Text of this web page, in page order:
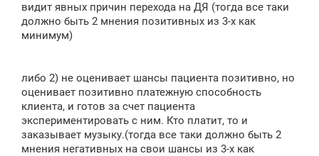
видит явных причин перехода на ДЯ (тогда все таки
должно быть 2 мнения позитивных из 3-х как
минимум)
либо 2) не оценивает шансы пациента позитивно, но
оценивает позитивно платежную способность
клиента, и готов за счет пациента
экспериментировать с ним. Кто платит, то и
заказывает музыку.(тогда все таки должно быть 2
мнения негативных на свои шансы из 3-х как